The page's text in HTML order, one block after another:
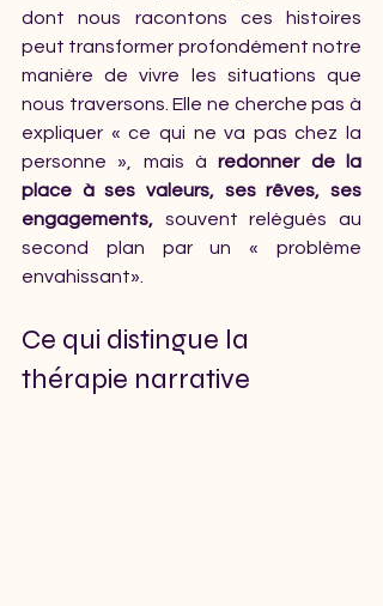
dont nous racontons ces histoires
peut transformer profondément notre
manière de vivre les situations que
nous traversons. Elle ne cherche pas à
expliquer « ce qui ne va pas chez la
personne », mais à redonner de la
place à ses valeurs, ses rêves, ses
engagements, souvent relégués au
second plan par un « problème
envahissant».
Ce qui distingue la
thérapie narrative